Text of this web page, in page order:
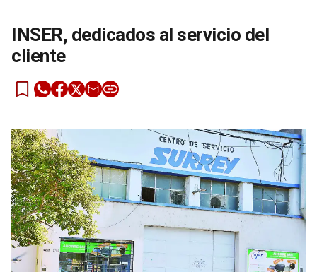
INSER, dedicados al servicio del
cliente